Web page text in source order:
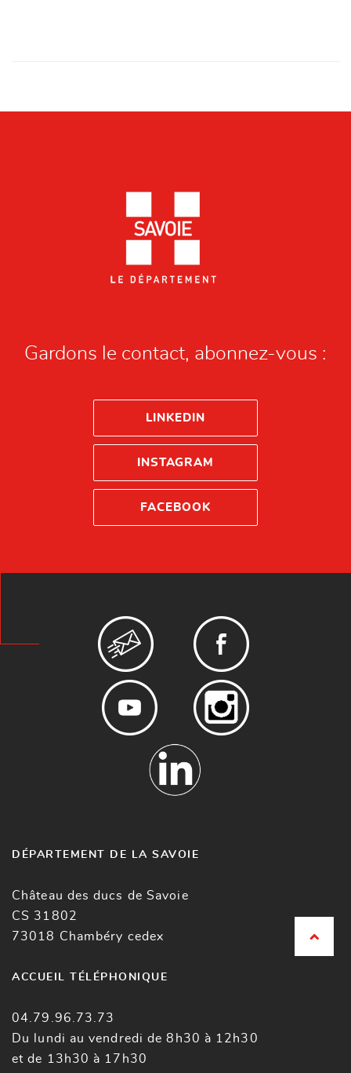
Gardons le contact, abonnez-vous :
LINKEDIN
INSTAGRAM
FACEBOOK
DÉPARTEMENT DE LA SAVOIE
Château des ducs de Savoie
CS 31802
73018 Chambéry cedex
ACCUEIL TÉLÉPHONIQUE
04.79.96.73.73
Du lundi au vendredi de 8h30 à 12h30
et de 13h30 à 17h30